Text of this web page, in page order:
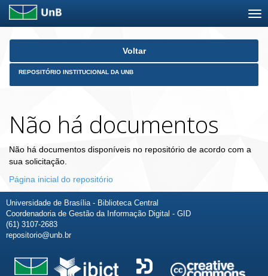
Skip
Voltar
REPOSITÓRIO INSTITUCIONAL DA UNB
Não há documentos
Não há documentos disponíveis no repositório de acordo com a
sua solicitação.
Página inicial do repositório
Universidade de Brasília - Biblioteca Central
Coordenadoria de Gestão da Informação Digital - GID
(61) 3107-2683
repositorio@unb.br